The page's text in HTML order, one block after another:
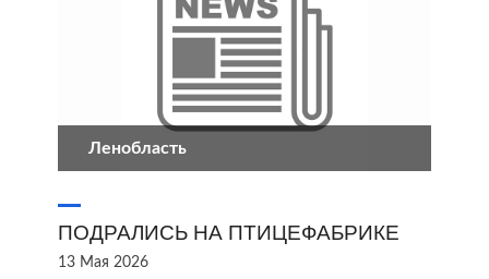
Ленобласть
ПОДРАЛИСЬ НА ПТИЦЕФАБРИКЕ
13 Мая 2026